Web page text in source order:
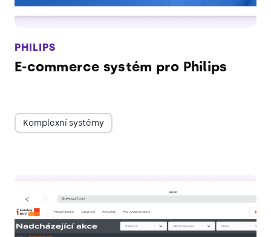
PHILIPS
E-commerce systém pro Philips
Komplexní systémy